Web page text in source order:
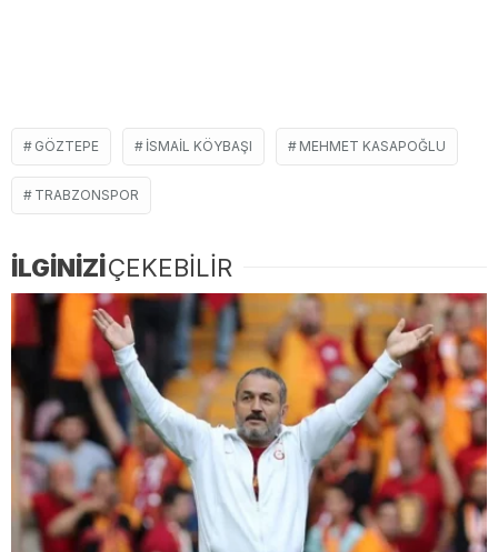
GÖZTEPE İSMAIL KÖYBAŞI MEHMET KASAPOĞLU
TRABZONSPOR
İLGİNİZİÇEKEBİLİR